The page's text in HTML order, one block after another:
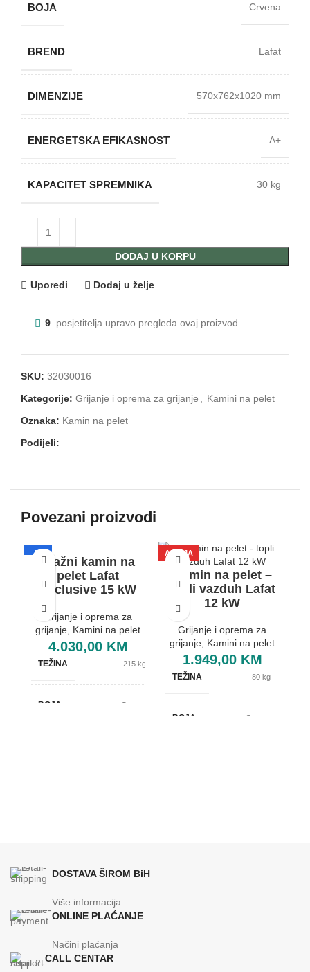
BOJA Crvena
BREND Lafat
DIMENZIJE 570x762x1020 mm
ENERGETSKA EFIKASNOST A+
KAPACITET SPREMNIKA 30 kg
DODAJ U KORPU
Uporedi Dodaj u želje
9 posjetitelja upravo pregleda ovaj proizvod.
SKU: 32030016
Kategorije: Grijanje i oprema za grijanje
Kamini na pelet
Oznaka: Kamin na pelet
Podijeli:
Povezani proizvodi
A+
Etažni kamin na
pelet Lafat
Exclusive 15 kW
Grijanje i oprema za
grijanje Kamini na pelet
4.030,00 KM
TEŽINA 215 kg
BOJA Crvena
KAPACITET SPREMNIKA
AKCIJA
Kamin na pelet –
topli vazduh Lafat
12 kW
Grijanje i oprema za
grijanje Kamini na pelet
1.949,00 KM
TEŽINA 80 kg
BOJA Crvena
DOSTAVA ŠIROM BiH
Više informacija
ONLINE PLAĆANJE
Načini plaćanja
CALL CENTAR